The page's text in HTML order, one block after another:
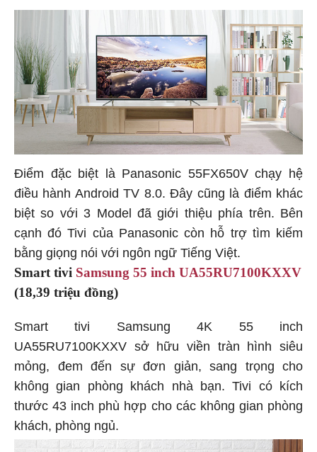
Điểm đặc biệt là Panasonic 55FX650V chạy hệ
điều hành Android TV 8.0. Đây cũng là điểm khác
biệt so với 3 Model đã giới thiệu phía trên. Bên
cạnh đó Tivi của Panasonic còn hỗ trợ tìm kiếm
bằng giọng nói với ngôn ngữ Tiếng Việt.
Smart tivi Samsung 55 inch UA55RU7100KXXV
(18,39 triệu đồng)
Smart tivi Samsung 4K 55 inch
UA55RU7100KXXV sở hữu viền tràn hình siêu
mỏng, đem đến sự đơn giản, sang trọng cho
không gian phòng khách nhà bạn. Tivi có kích
thước 43 inch phù hợp cho các không gian phòng
khách, phòng ngủ.